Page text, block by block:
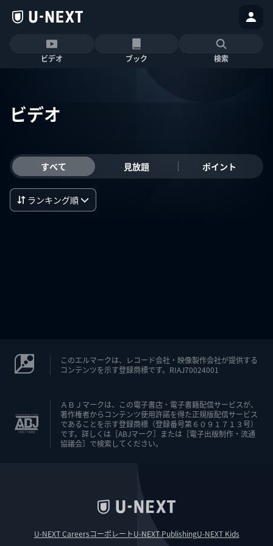
ビデオ ブック 検索
ビデオ
すべて 見放題 ポイント
ランキング順
このエルマークは、レコード会社・映像製作会社が提供する
コンテンツを示す登録商標です。RIAJ70024001
ＡＢＪマークは、この電子書店・電子書籍配信サービスが、
著作権者からコンテンツ使用許諾を得た正規版配信サービス
であることを示す登録商標（登録番号第６０９１７１３号）
です。詳しくは［ABJマーク］または［電子出版制作・流通
協議会］で検索してください。
U-NEXT CareersコーポレートU-NEXT PublishingU-NEXT Kids